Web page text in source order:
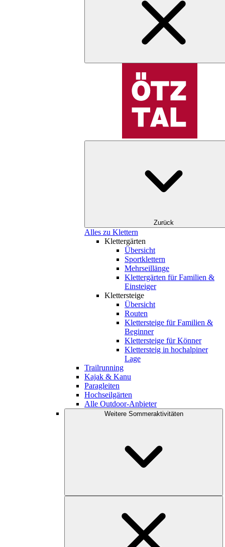
Zurück
Alles zu Klettern
Klettergärten
Übersicht
Sportklettern
Mehrseillänge
Klettergärten für Familien &
Einsteiger
Klettersteige
Übersicht
Routen
Klettersteige für Familien &
Beginner
Klettersteige für Könner
Klettersteig in hochalpiner
Lage
Trailrunning
Kajak & Kanu
Paragleiten
Hochseilgärten
Alle Outdoor-Anbieter
Weitere Sommeraktivitäten